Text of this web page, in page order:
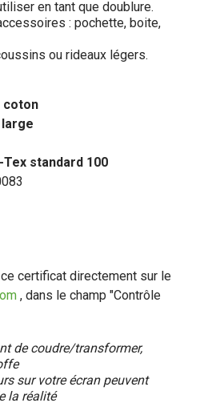
en tant que doublure.
: pochette, boite,
ou rideaux légers.
coton
standard 100
certificat directement sur le
, dans le champ "Contrôle
de coudre/transformer,
sur votre écran peuvent
la réalité